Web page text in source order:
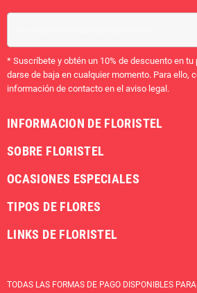
* Suscríbete y obtén un 10% de descuento en
darse de baja en cualquier momento. Para ello,
información de contacto en el aviso legal.
INFORMACION DE FLORISTEL
SOBRE FLORISTEL
OCASIONES ESPECIALES
TIPOS DE FLORES
LINKS DE FLORISTEL
TODAS LAS FORMAS DE PAGO DISPONIBLES